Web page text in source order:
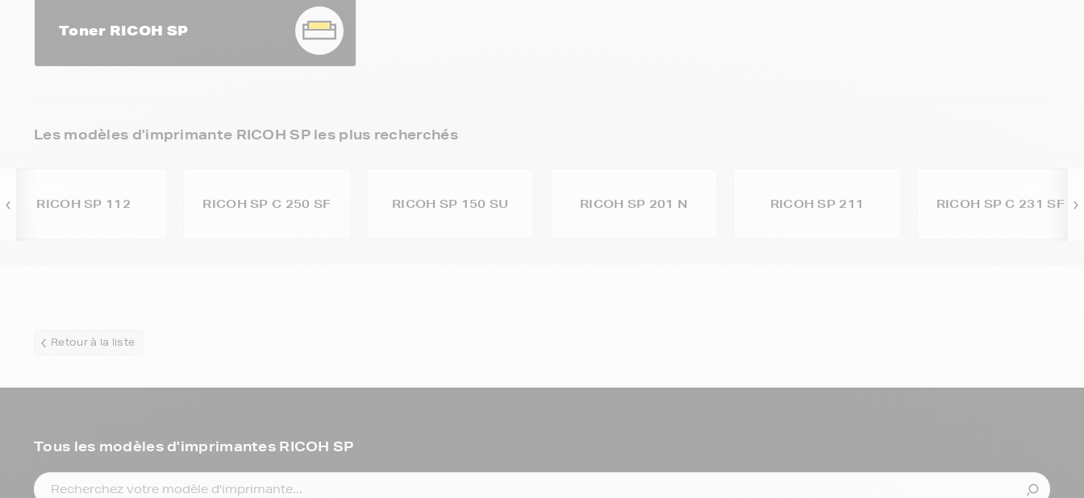
Toner RICOH SP
Les modèles d'imprimante RICOH SP les plus recherchés
RICOH SP 112 RICOH SP C 250 SF RICOH SP 150 SU RICOH SP 201 N RICOH SP 211 RICOH SP C 231 SF
Retour à la liste
Tous les modèles d'imprimantes RICOH SP